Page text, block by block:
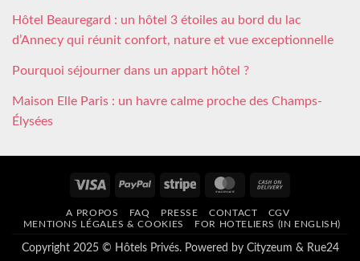
Hôtel Beauregard : un hôtel 3 étoiles au bord du lac
d’Annecy qui réunit confort, nature et vue exceptionnelle
Pourquoi séjourner dans un appart hôtel ?
Maison Elle Paris : un havre calme proche des Champs-
Élysées
Visa PayPal Stripe MasterCard
Delivery
A PROPOS FAQ PRESSE CONTACT
CGV
MENTIONS LÉGALES & COOKIES
FOR HOTELIERS (IN ENGLISH)
Copyright 2025 © Hôtels Privés. Powered by Cityzeum & Rue24